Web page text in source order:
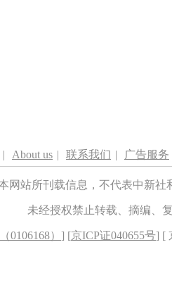
| About us | 联系我们 | 广告服务
网站所刊载信息，不代表中新
未经授权禁止转载、摘编、
0106168） ] [京ICP证040655号] [